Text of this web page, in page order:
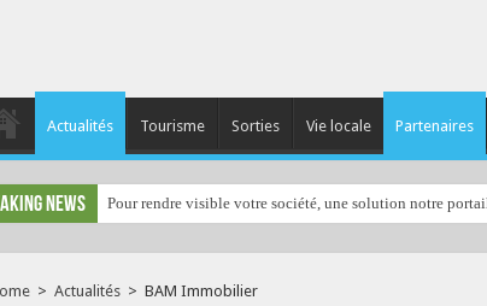
Actualités Tourisme Sorties Vie locale Partenaires
News Pour rendre visible votre société, une solution notre
> Actualités > BAM Immobilier